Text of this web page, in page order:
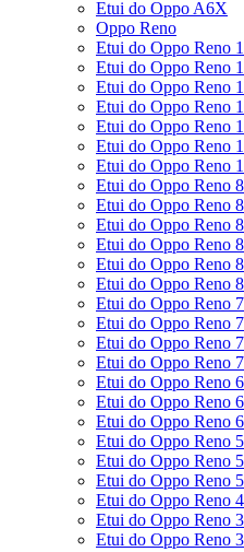
Etui do Oppo A6X
Oppo Reno
Etui do Oppo Reno
Etui do Oppo Reno
Etui do Oppo Reno
Etui do Oppo Reno
Etui do Oppo Reno
Etui do Oppo Reno
Etui do Oppo Reno
Etui do Oppo Reno
Etui do Oppo Reno
Etui do Oppo Reno
Etui do Oppo Reno
Etui do Oppo Reno
Etui do Oppo Reno
Etui do Oppo Reno
Etui do Oppo Reno
Etui do Oppo Reno
Etui do Oppo Reno
Etui do Oppo Reno
Etui do Oppo Reno
Etui do Oppo Reno
Etui do Oppo Reno
Etui do Oppo Reno
Etui do Oppo Reno
Etui do Oppo Reno
Etui do Oppo Reno
Etui do Oppo Reno 3